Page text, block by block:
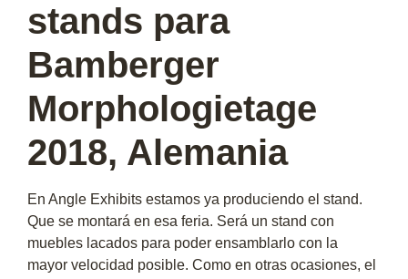
stands para
Bamberger
Morphologietage
2018, Alemania
En Angle Exhibits estamos ya produciendo el stand.
Que se montará en esa feria. Será un stand con
muebles lacados para poder ensamblarlo con la
mayor velocidad posible. Como en otras ocasiones, el